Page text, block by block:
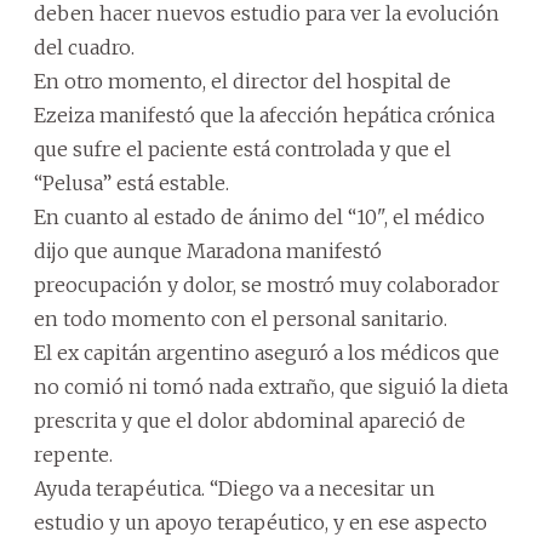
deben hacer nuevos estudio para ver la evolución
del cuadro.
En otro momento, el director del hospital de
Ezeiza manifestó que la afección hepática crónica
que sufre el paciente está controlada y que el
“Pelusa” está estable.
En cuanto al estado de ánimo del “10", el médico
dijo que aunque Maradona manifestó
preocupación y dolor, se mostró muy colaborador
en todo momento con el personal sanitario.
El ex capitán argentino aseguró a los médicos que
no comió ni tomó nada extraño, que siguió la dieta
prescrita y que el dolor abdominal apareció de
repente.
Ayuda terapéutica. “Diego va a necesitar un
estudio y un apoyo terapéutico, y en ese aspecto